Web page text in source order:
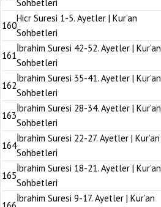
Sohbetleri
160
Hicr Suresi 1-5. Ayetler | Kur’an
Sohbetleri
161
İbrahim Suresi 42-52. Ayetler | Kur’an
Sohbetleri
162
İbrahim Suresi 35-41. Ayetler | Kur’an
Sohbetleri
163
İbrahim Suresi 28-34. Ayetler | Kur’an
Sohbetleri
164
İbrahim Suresi 22-27. Ayetler | Kur’an
Sohbetleri
165
İbrahim Suresi 18-21. Ayetler | Kur’an
Sohbetleri
İbrahim Suresi 9-17. Ayetler | Kur’an